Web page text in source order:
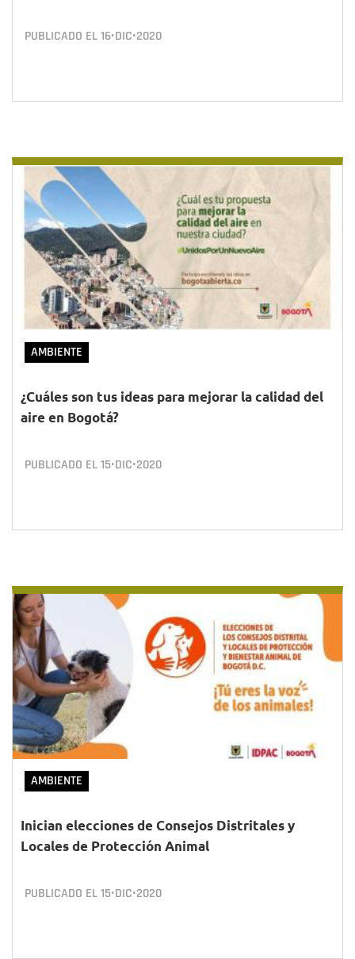
PUBLICADO EL16•DIC•2020
AMBIENTE
¿Cuáles son tus ideas para mejorar la calidad del
aire en Bogotá?
PUBLICADO EL15•DIC•2020
AMBIENTE
Inician elecciones de Consejos Distritales y
Locales de Protección Animal
PUBLICADO EL15•DIC•2020